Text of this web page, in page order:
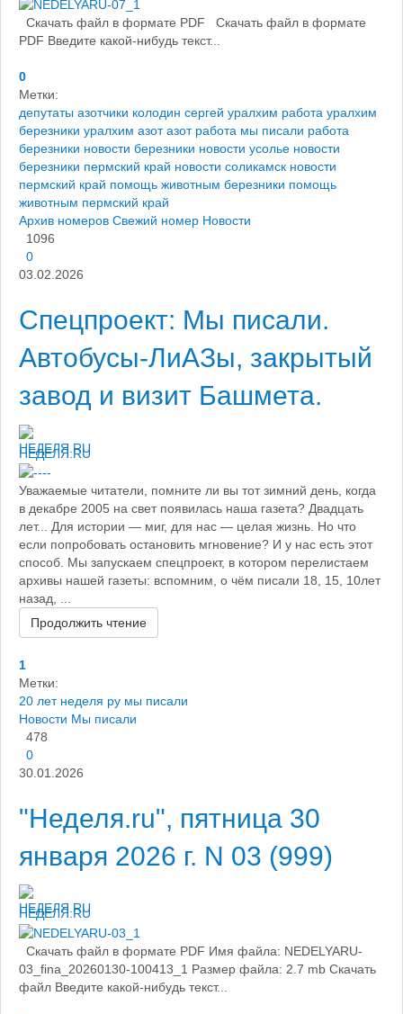
Скачать файл в формате PDF Скачать файл в формате
PDF Введите какой-нибудь текст...
0
Метки:
депутаты азотчики колодин сергей уралхим работа уралхим
березники уралхим азот азот работа мы писали работа
березники новости березники новости усолье новости
березники пермский край новости соликамск новости
пермский край помощь животным березники помощь
животным пермский край
Архив номеров Свежий номер Новости
1096
0
03.02.2026
Спецпроект: Мы писали.
Автобусы-ЛиАЗы, закрытый
завод и визит Башмета.
НЕДЕЛЯ.RU
Уважаемые читатели, помните ли вы тот зимний день, когда
в декабре 2005 на свет появилась наша газета? Двадцать
лет... Для истории — миг, для нас — целая жизнь. Но что
если попробовать остановить мгновение? И у нас есть этот
способ. Мы запускаем спецпроект, в котором перелистаем
архивы нашей газеты: вспомним, о чём писали 18, 15, 10лет
назад, ...
Продолжить чтение
1
Метки:
20 лет неделя ру мы писали
Новости Мы писали
478
0
30.01.2026
"Неделя.ru", пятница 30
января 2026 г. N 03 (999)
НЕДЕЛЯ.RU
Скачать файл в формате PDF Имя файла: NEDELYARU-
03_fina_20260130-100413_1 Размер файла: 2.7 mb Скачать
файл Введите какой-нибудь текст...